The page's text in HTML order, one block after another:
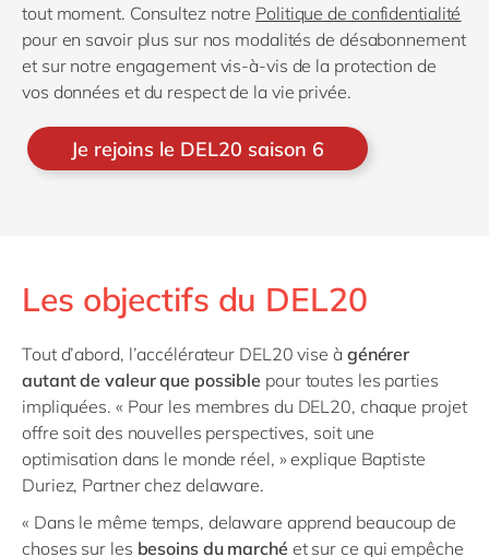
tout moment. Consultez notre Politique de confidentialité
pour en savoir plus sur nos modalités de désabonnement
et sur notre engagement vis-à-vis de la protection de
vos données et du respect de la vie privée.
Les objectifs du DEL20
Tout d’abord, l’accélérateur DEL20 vise à générer
autant de valeur que possible pour toutes les parties
impliquées. « Pour les membres du DEL20, chaque projet
offre soit des nouvelles perspectives, soit une
optimisation dans le monde réel, » explique Baptiste
Duriez, Partner chez delaware.
« Dans le même temps, delaware apprend beaucoup de
choses sur les besoins du marché et sur ce qui empêche